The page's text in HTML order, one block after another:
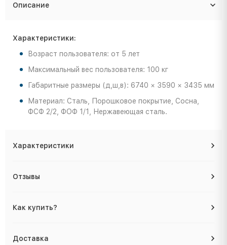
Описание
Характеристики:
Возраст пользователя: от 5 лет
Максимальный вес пользователя: 100 кг
Габаритные размеры (д,ш,в): 6740 × 3590 × 3435 мм
Материал: Сталь, Порошковое покрытие, Сосна,
ФСФ 2/2, ФОФ 1/1, Нержавеющая сталь.
Характеристики
Отзывы
Как купить?
Доставка